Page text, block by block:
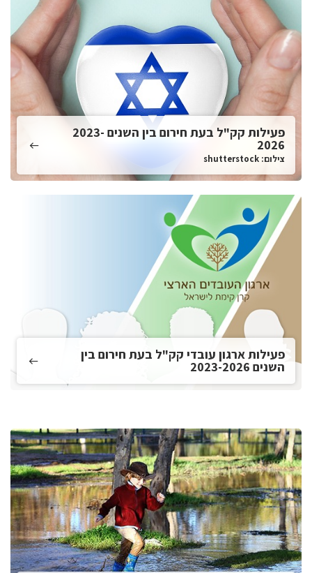
פעילות קק"ל בעת חירום בין השנים 2023-
2026
צילום: shutterstock
פעילות ארגון עובדי קק"ל בעת חירום בין
השנים 2023-2026